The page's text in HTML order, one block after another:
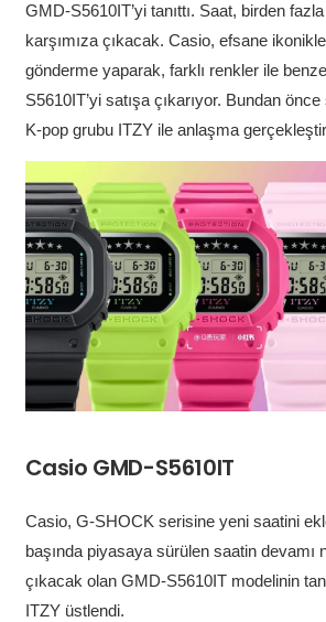
GMD-S5610IT’yi tanıttı. Saat, birden
karşımıza çıkacak. Casio, efsane
gönderme yaparak, farklı renkler ile
S5610IT’yi satışa çıkarıyor. Bundan önce
K-pop grubu ITZY ile anlaşma
Casio GMD-S5610IT
Casio, G-SHOCK serisine yeni saatini
başında piyasaya sürülen saatin devamı
çıkacak olan GMD-S5610IT modelinin
ITZY üstlendi.